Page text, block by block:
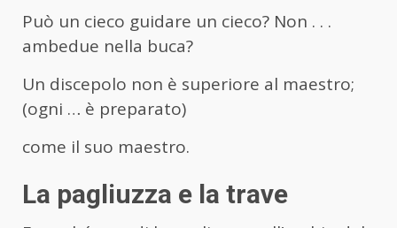
Può un cieco guidare un cieco? Non . . .
ambedue nella buca?
Un discepolo non è superiore al maestro;
(ogni … è preparato)
come il suo maestro.
La pagliuzza e la trave